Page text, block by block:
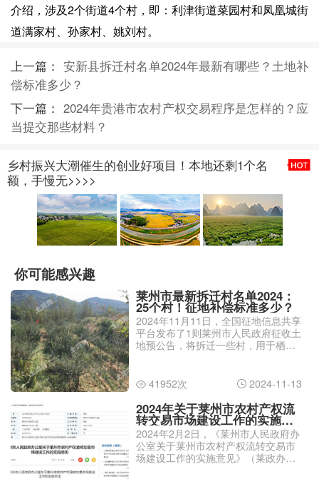
介绍，涉及2个街道4个村，即：利津街道菜园村和凤凰城街
道满家村、孙家村、姚刘村。
上一篇： 安新县拆迁村名单2024年最新有哪些？土地补
偿标准多少？
下一篇： 2024年贵港市农村产权交易程序是怎样的？应
当提交那些材料？
乡村振兴大潮催生的创业好项目！本地还剩1个名
额，手慢无>>>>
你可能感兴趣
莱州市最新拆迁村名单2024：
25个村！征地补偿标准多少？
2024年11月11日，全国征地信息共享
平台发布了1则莱州市人民政府征收土
地预公告，将拆迁一些村，用于栖霞
些？征地补偿标准多少？
 41952次  2024-11-13
2024年关于莱州市农村产权流
转交易市场建设工作的实施意
见
2024年2月2日，《莱州市人民政府办
公室关于莱州市农村产权流转交易市
场建设工作的实施意见》（莱政办发